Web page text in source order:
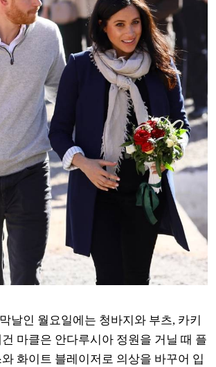
날인 월요일에는 청바지와 부츠, 카키
마클은 안다루시아 정원을 거닐 때 플
화이트 블레이저로 의상을 바꾸어 입